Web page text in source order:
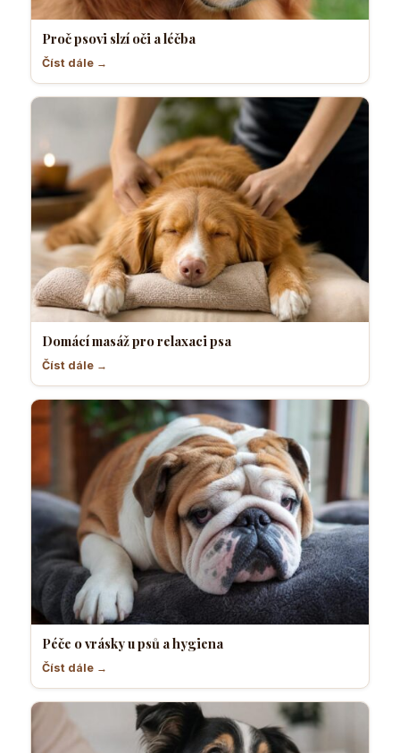
Proč psovi slzí oči a léčba
Číst dále →
Domácí masáž pro relaxaci psa
Číst dále →
Péče o vrásky u psů a hygiena
Číst dále →